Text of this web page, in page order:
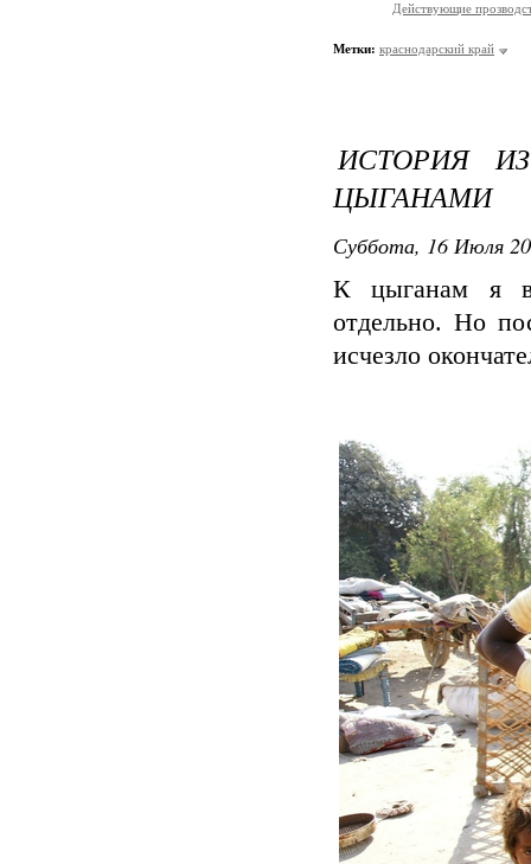
Действующие
Метки: краснодарский край
ИСТОРИЯ
ЦЫГАНАМИ
Суббота, 16 Июля
К цыганам я
отдельно. Но
исчезло